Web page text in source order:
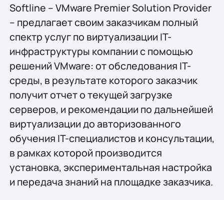
Softline – VMware Premier Solution Provider
– предлагает своим заказчикам полный
спектр услуг по виртуализации IT-
инфраструктуры компании с помощью
решений VMware: от обследования IT-
среды, в результате которого заказчик
получит отчет о текущей загрузке
серверов, и рекомендации по дальнейшей
виртуализации до авторизованного
обучения IT-специалистов и консультации,
в рамках которой производится
установка, экспериментальная настройка
и передача знаний на площадке заказчика.